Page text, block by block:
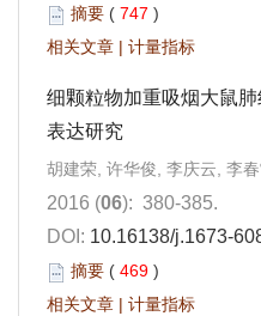
摘要 ( 747 )
相关文章 | 计量指标
细颗粒物加重吸烟大鼠
表达研究
胡建荣, 许华俊, 李庆云, 李
2016 (06): 380-385.
DOI: 10.16138/j.1673-
摘要 ( 469 )
相关文章 | 计量指标